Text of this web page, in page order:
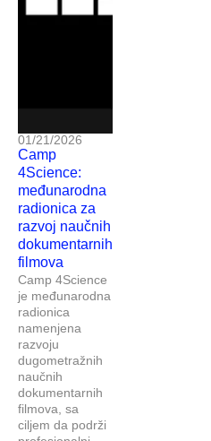
01/21/2026
Camp
4Science:
međunarodna
radionica za
razvoj naučnih
dokumentarnih
filmova
Camp 4Science
je međunarodna
radionica
namenjena
razvoju
dugometražnih
naučnih
dokumentarnih
filmova, sa
ciljem da podrži